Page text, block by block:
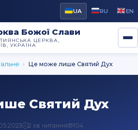
UA RU EN
Божої Слави
ЦЕРКВА,
УКРАЇНА
› Це може лише Святий Дух
Святий Дух
2 хв читання 104